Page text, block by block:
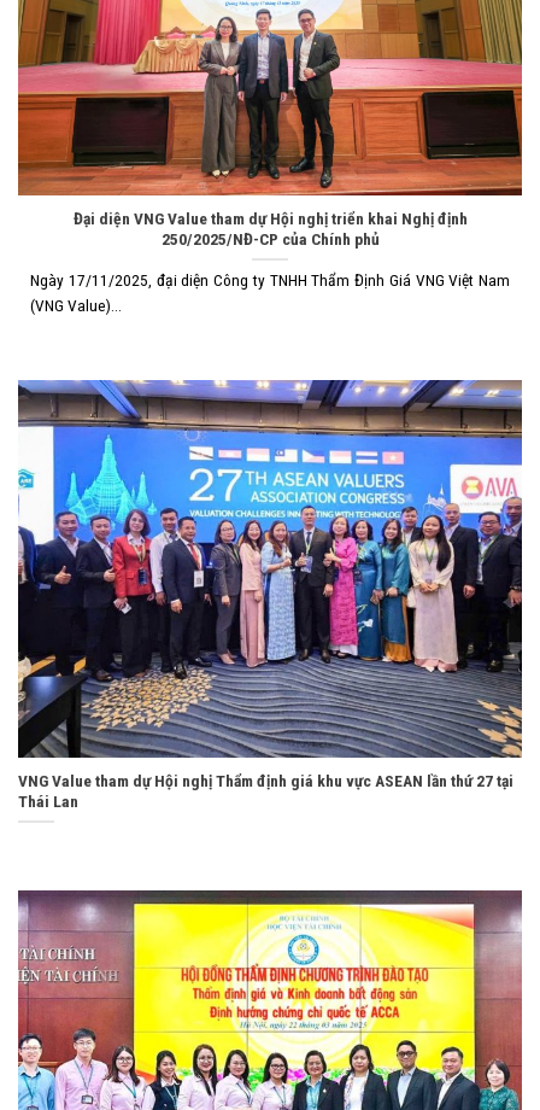
Đại diện VNG Value tham dự Hội nghị triển khai Nghị định
250/2025/NĐ-CP của Chính phủ
Ngày 17/11/2025, đại diện Công ty TNHH Thẩm Định Giá VNG Việt Nam
(VNG Value)...
VNG Value tham dự Hội nghị Thẩm định giá khu vực ASEAN lần thứ 27 tại
Thái Lan